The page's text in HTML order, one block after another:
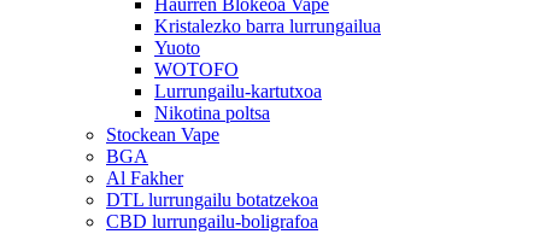
Haurren Blokeoa Vape
Kristalezko barra lurrungailua
Yuoto
WOTOFO
Lurrungailu-kartutxoa
Nikotina poltsa
Stockean Vape
BGA
Al Fakher
DTL lurrungailu botatzekoa
CBD lurrungailu-boligrafoa